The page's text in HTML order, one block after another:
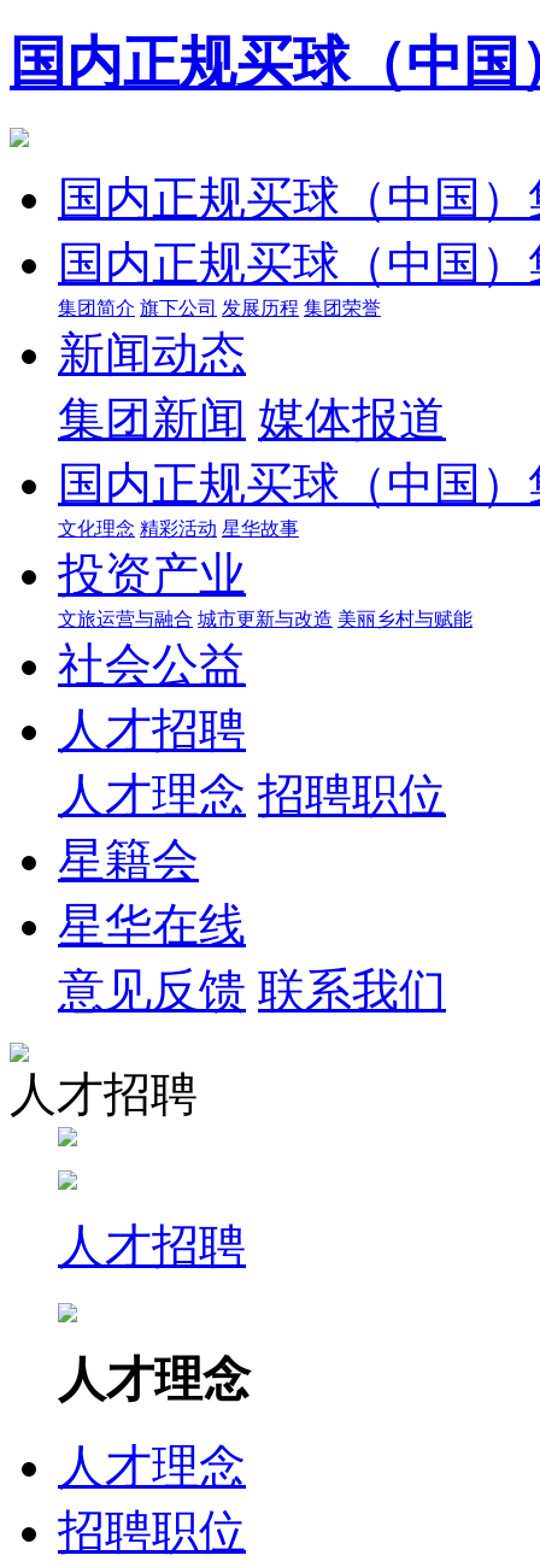
国内正规买球（中
国内正规买球（中国
国内正规买球（中国
集团简介 旗下公司 发展历程 集团荣誉
新闻动态
集团新闻 媒体报道
国内正规买球（中国
文化理念 精彩活动 星华故事
投资产业
文旅运营与融合 城市更新与改造 美丽乡村与赋能
社会公益
人才招聘
人才理念 招聘职位
星籍会
星华在线
意见反馈 联系我们
人才招聘
人才招聘
人才理念
人才理念
招聘职位